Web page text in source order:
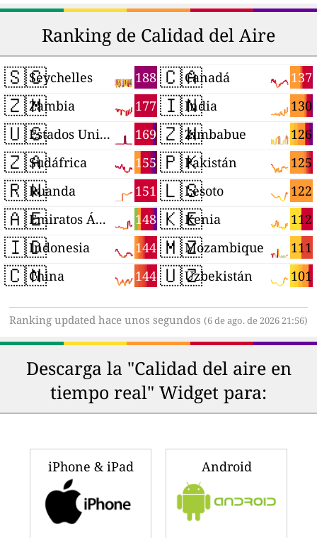
Ranking de Calidad del Aire
🇸🇨 188
Seychelles
🇿🇲 177
Zambia
🇺🇸 169
Estados Unidos
🇿🇦 155
Sudáfrica
🇷🇼 151
Ruanda
🇦🇪 148
Emiratos Árabes Unidos
🇮🇩 144
Indonesia
🇨🇳 144
China
🇨🇦 137
Canadá
🇮🇳 130
India
🇿🇼 126
Zimbabue
🇵🇰 125
Pakistán
🇱🇸 122
Lesoto
🇰🇪 112
Kenia
🇲🇿 111
Mozambique
🇺🇿 101
Uzbekistán
Ranking updated hace unos segundos (6 de ago. de 2026 21:56)
Descarga la "Calidad del aire en
tiempo real" Widget para:
iPhone & iPad Android